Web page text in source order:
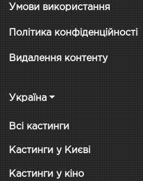
Умови використання
Політика конфіденційності
Видалення контенту
Україна
Всі кастинги
Кастинги у Києві
Кастинги у кіно